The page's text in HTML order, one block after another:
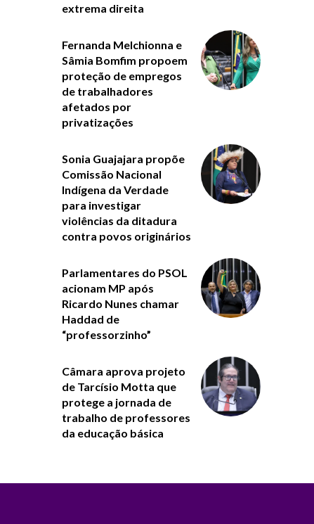
extrema direita
Fernanda Melchionna e
Sâmia Bomfim propoem
proteção de empregos
de trabalhadores
afetados por
privatizações
Sonia Guajajara propõe
Comissão Nacional
Indígena da Verdade
para investigar
violências da ditadura
contra povos originários
Parlamentares do PSOL
acionam MP após
Ricardo Nunes chamar
Haddad de
“professorzinho”
Câmara aprova projeto
de Tarcísio Motta que
protege a jornada de
trabalho de professores
da educação básica